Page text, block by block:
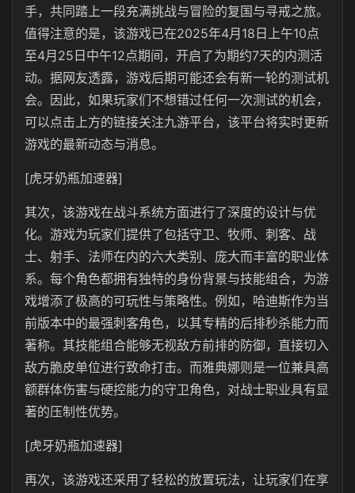
手，共同踏上一段充满挑战与冒险的复国与寻戒之旅。
值得注意的是，该游戏已在2025年4月18日上午10点
至4月25日中午12点期间，开启了为期约7天的内测活
动。据网友透露，游戏后期可能还会有新一轮的测试机
会。因此，如果玩家们不想错过任何一次测试的机会，
可以点击上方的链接关注九游平台，该平台将实时更新
游戏的最新动态与消息。
[虎牙奶瓶加速器]
其次，该游戏在战斗系统方面进行了深度的设计与优
化。游戏为玩家们提供了包括守卫、牧师、刺客、战
士、射手、法师在内的六大类别、庞大而丰富的职业体
系。每个角色都拥有独特的身份背景与技能组合，为游
戏增添了极高的可玩性与策略性。例如，哈迪斯作为当
前版本中的最强刺客角色，以其专精的后排秒杀能力而
著称。其技能组合能够无视敌方前排的防御，直接切入
敌方脆皮单位进行致命打击。而雅典娜则是一位兼具高
额群体伤害与硬控能力的守卫角色，对战士职业具有显
著的压制性优势。
[虎牙奶瓶加速器]
再次，该游戏还采用了轻松的放置玩法，让玩家们在享